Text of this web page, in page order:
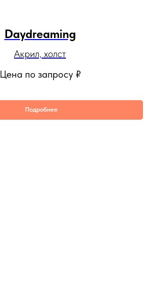
Daydreaming
Акрил, холст
Цена по запросу ₽
Подробнее